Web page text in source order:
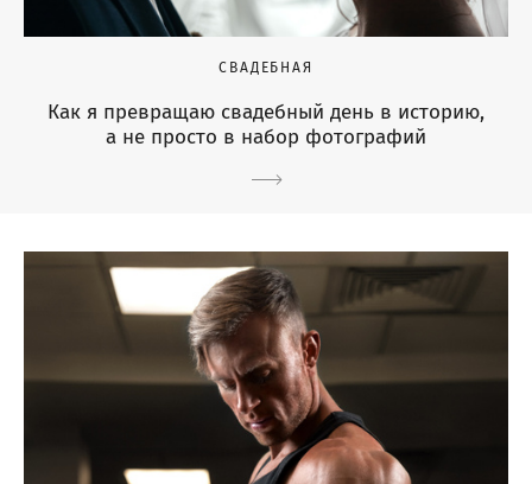
СВАДЕБНАЯ
Как я превращаю свадебный день в историю,
а не просто в набор фотографий